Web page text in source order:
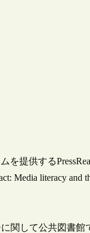
提供する
Media literacy and
関して公共図書館